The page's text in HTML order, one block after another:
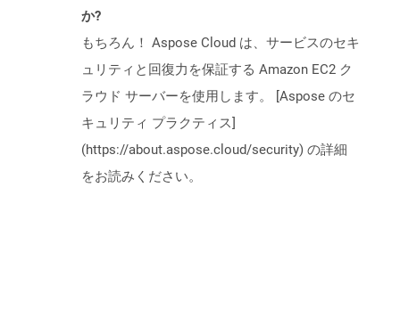
か?
もちろん！ Aspose Cloud は、サービスのセキ
ュリティと回復力を保証する Amazon EC2 ク
ラウド サーバーを使用します。 [Aspose のセ
キュリティ プラクティス]
(https://about.aspose.cloud/security) の詳細
をお読みください。